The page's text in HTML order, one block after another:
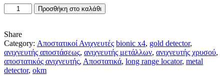
OKM
BIONIC
ΑΝΙΧΝΕΥΤΗΣ
ΑΠΟΣΤΑΣΕΩΣ
ποσότητα
Προσθήκη στο καλάθι
Share
Category: Αποστατικοί Ανιχνευτές bionic x4, gold detector,
ανιχνευτής αποστάσεως, ανιχνευτής μετάλλων, ανιχνευτής χρυσού,
αποστατικός ανιχνευτής, Αποστατικά, long range locator, metal
detector, okm